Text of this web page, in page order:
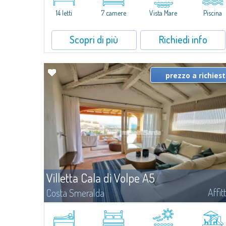
caratterizzata da un'invidiabile posizione panoramica...
14 letti 7 camere Vista Mare Piscina
Scopri di più Richiedi info
Villetta Cala di Volpe A5
Costa Smeralda
​Nuova elegante villetta inserita in un complesso residenziale di
recente costruzione a due passi da Porto Cervo, affacciato sulla
prezzo a